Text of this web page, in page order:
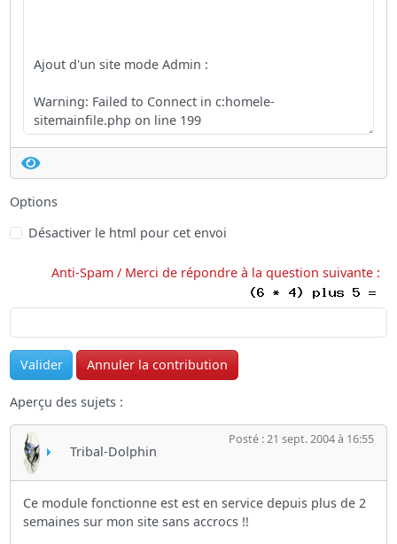
Options
Désactiver le html pour cet envoi
Anti-Spam / Merci de répondre à la question suivante :
Aperçu des sujets :
Tribal-Dolphin
Posté : 21 sept. 2004 à 16:55
Ce module fonctionne est est en service depuis plus de 2
semaines sur mon site sans accrocs !!